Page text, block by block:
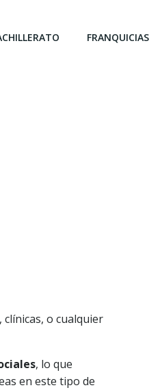
FRANQUICIAS
o cualquier
, lo que
en este tipo de